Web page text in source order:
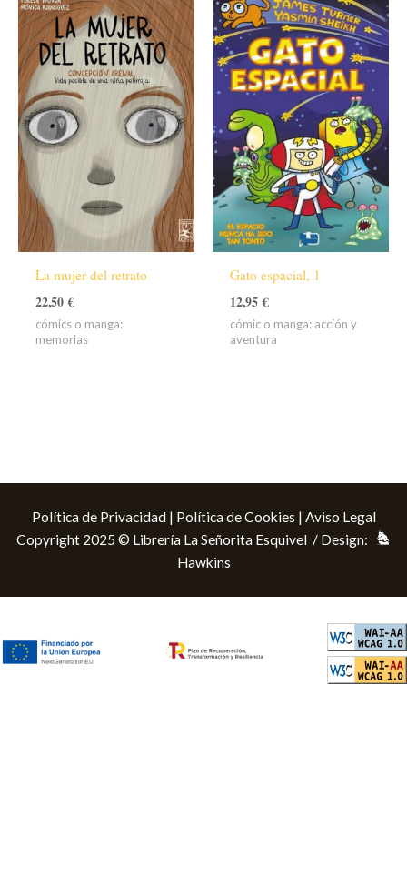
La mujer del retrato
22,50€
cómics o manga:
memorias
Gato espacial, 1
12,95€
cómic o manga: acción y
aventura
Política de Privacidad| Política de Cookies | Aviso Legal
Copyright 2025 © Librería La Señorita Esquivel / Design:
Hawkins